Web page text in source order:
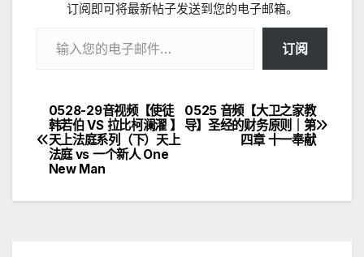
订阅即可将最新帖子发送到您的电子邮箱。
订阅
文
章
0525 音频【大卫之家教
导】圣经的财务原则｜第
四章 十一奉献
0528-29音视频【使徒
韩若伯 VS 拉比柯澜濯 】
天上法庭系列（下）天上
法庭 vs 一个新人 One
New Man